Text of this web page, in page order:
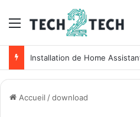
Menu
Installation de Home
Accueil /download